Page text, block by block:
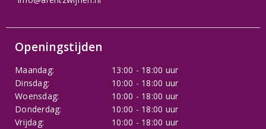
Openingstijden
Maandag:
13:00 - 18:00 uur
Dinsdag:
10:00 - 18:00 uur
Woensdag:
10:00 - 18:00 uur
Donderdag:
10:00 - 18:00 uur
Vrijdag:
10:00 - 18:00 uur